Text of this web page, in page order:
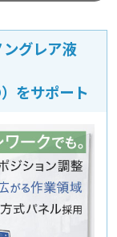
グレア液
をサポート